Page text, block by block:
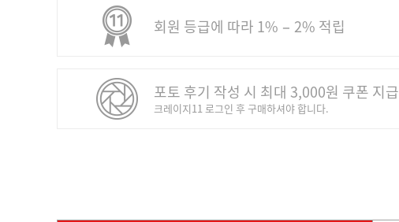
회원 등급에 따라 1% − 2% 적립
포토 후기 작성 시 최대 3,000원 쿠폰 지급
크레이지11 로그인 후 구매하셔야 합니다.